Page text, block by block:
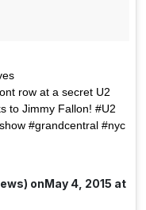
row at a secret U2
to Jimmy Fallon! #U2
#grandcentral #nyc
onMay 4, 2015 at